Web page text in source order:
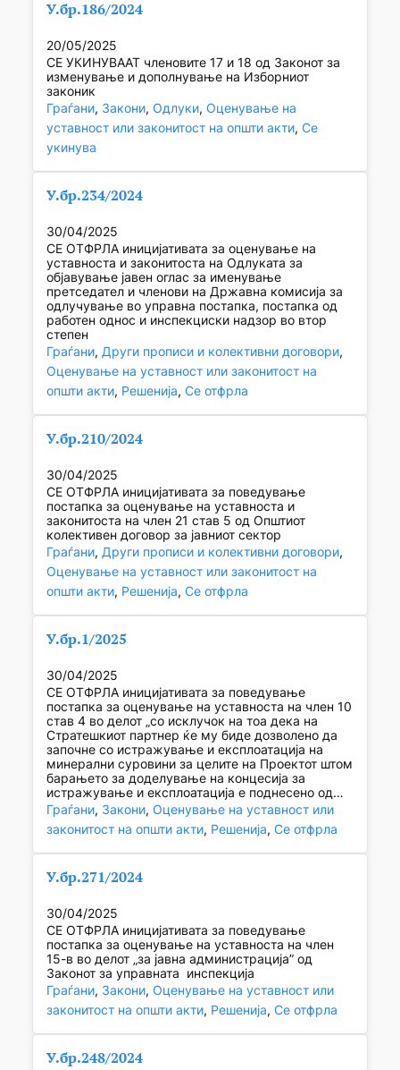
У.бр.186/2024
20/05/2025
СЕ УКИНУВААТ членовите 17 и 18 од Законот за
изменување и дополнување на Изборниот
законик
Граѓани, Закони, Одлуки, Оценување на
уставност или законитост на општи акти, Се
укинува
У.бр.234/2024
30/04/2025
СЕ ОТФРЛА иницијативата за оценување на
уставноста и законитоста на Одлуката за
објавување јавен оглас за именување
претседател и членови на Државна комисија за
одлучување во управна постапка, постапка од
работен однос и инспекциски надзор во втор
степен
Граѓани, Други прописи и колективни договори
Оценување на уставност или законитост на
општи акти, Решенија, Се отфрла
У.бр.210/2024
30/04/2025
СЕ ОТФРЛА иницијативата за поведување
постапка за оценување на уставноста и
законитоста на член 21 став 5 од Општиот
колективен договор за јавниот сектор
Граѓани, Други прописи и колективни договори
Оценување на уставност или законитост на
општи акти, Решенија, Се отфрла
У.бр.1/2025
30/04/2025
СЕ ОТФРЛА иницијативата за поведување
постапка за оценување на уставноста на член 10
став 4 во делот „со исклучок на тоа дека на
Стратешкиот партнер ќе му биде дозволено да
започне со истражување и експлоатација на
минерални суровини за целите на Проектот штом
барањето за доделување на концесија за
истражување и експлоатација е поднесено од…
Граѓани, Закони, Оценување на уставност или
законитост на општи акти, Решенија, Се отфрла
У.бр.271/2024
30/04/2025
СЕ ОТФРЛА иницијативата за поведување
постапка за оценување на уставноста на член
15-в во делот „за јавна администрација” од
Законот за управната инспекција
Граѓани, Закони, Оценување на уставност или
законитост на општи акти, Решенија, Се отфрла
У.бр.248/2024